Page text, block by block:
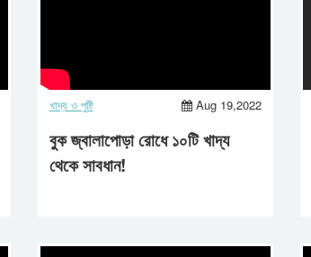
খাদ্য ও পুষ্টি Aug 19,2022
বুক জ্বালাপোড়া রোধে ১০টি খাদ্য
থেকে সাবধান!